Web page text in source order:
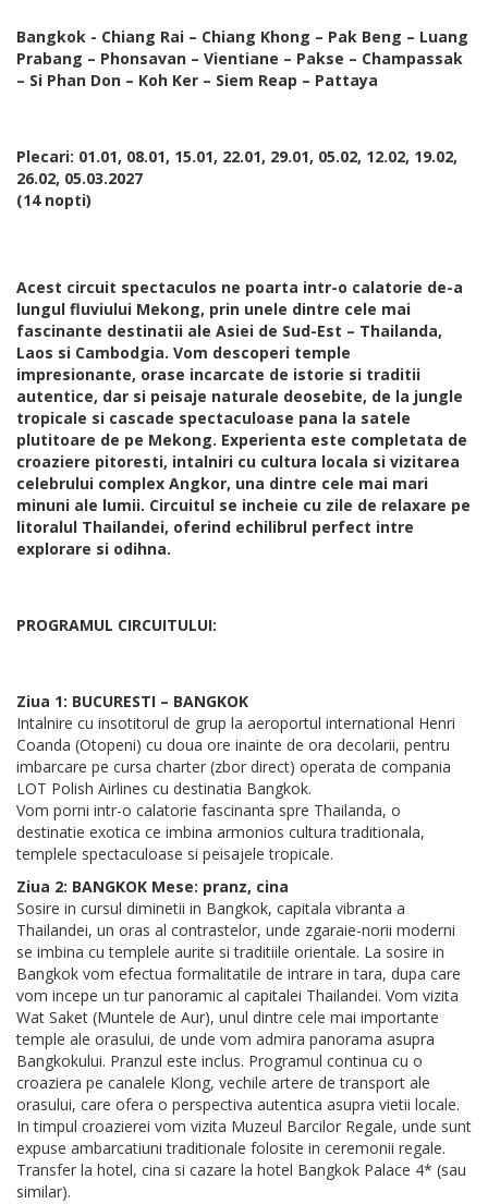
Bangkok - Chiang Rai – Chiang Khong – Pak Beng – Luang
Prabang – Phonsavan – Vientiane – Pakse – Champassak
– Si Phan Don – Koh Ker – Siem Reap – Pattaya
Plecari: 01.01, 08.01, 15.01, 22.01, 29.01, 05.02, 12.02, 19.02,
26.02, 05.03.2027
(14 nopti)
Acest circuit spectaculos ne poarta intr-o calatorie de-a
lungul fluviului Mekong, prin unele dintre cele mai
fascinante destinatii ale Asiei de Sud-Est – Thailanda,
Laos si Cambodgia. Vom descoperi temple
impresionante, orase incarcate de istorie si traditii
autentice, dar si peisaje naturale deosebite, de la jungle
tropicale si cascade spectaculoase pana la satele
plutitoare de pe Mekong. Experienta este completata de
croaziere pitoresti, intalniri cu cultura locala si vizitarea
celebrului complex Angkor, una dintre cele mai mari
minuni ale lumii. Circuitul se incheie cu zile de relaxare pe
litoralul Thailandei, oferind echilibrul perfect intre
explorare si odihna.
PROGRAMUL CIRCUITULUI:
Ziua 1: BUCURESTI – BANGKOK
Intalnire cu insotitorul de grup la aeroportul international Henri
Coanda (Otopeni) cu doua ore inainte de ora decolarii, pentru
imbarcare pe cursa charter (zbor direct) operata de compania
LOT Polish Airlines cu destinatia Bangkok.
Vom porni intr-o calatorie fascinanta spre Thailanda, o
destinatie exotica ce imbina armonios cultura traditionala,
templele spectaculoase si peisajele tropicale.
Ziua 2: BANGKOK Mese: pranz, cina
Sosire in cursul diminetii in Bangkok, capitala vibranta a
Thailandei, un oras al contrastelor, unde zgaraie-norii moderni
se imbina cu templele aurite si traditiile orientale. La sosire in
Bangkok vom efectua formalitatile de intrare in tara, dupa care
vom incepe un tur panoramic al capitalei Thailandei. Vom vizita
Wat Saket (Muntele de Aur), unul dintre cele mai importante
temple ale orasului, de unde vom admira panorama asupra
Bangkokului. Pranzul este inclus. Programul continua cu o
croaziera pe canalele Klong, vechile artere de transport ale
orasului, care ofera o perspectiva autentica asupra vietii locale.
In timpul croazierei vom vizita Muzeul Barcilor Regale, unde sunt
expuse ambarcatiuni traditionale folosite in ceremonii regale.
Transfer la hotel, cina si cazare la hotel Bangkok Palace 4* (sau
similar).